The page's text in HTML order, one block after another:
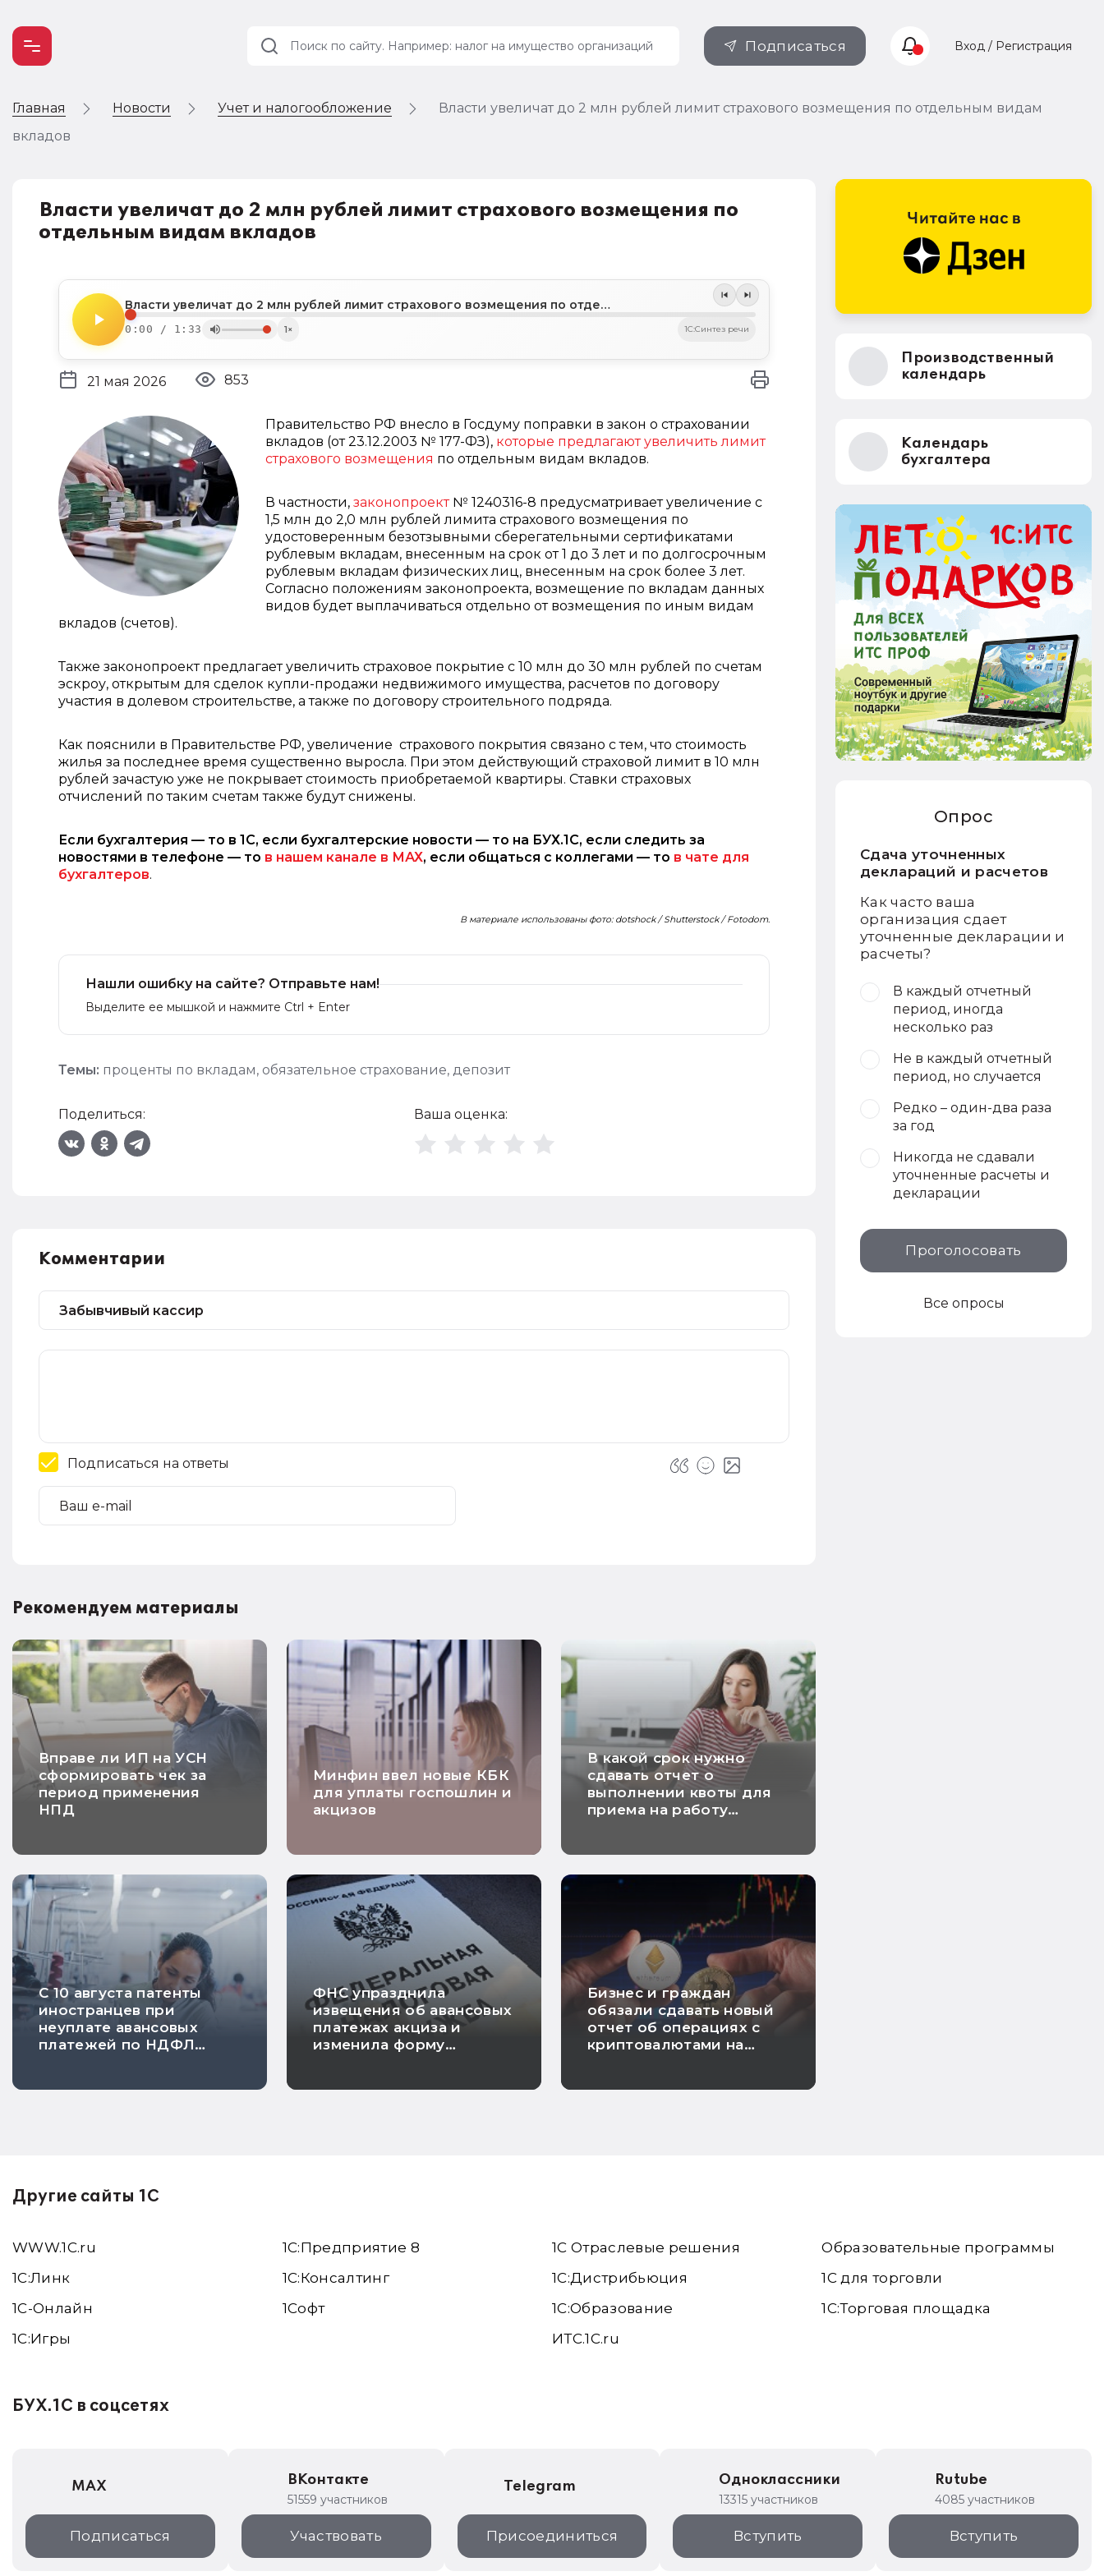
Подписаться Вход / Регистрация
Главная Новости Учет и налогообложение
Власти увеличат до 2 млн рублей лимит страхового возмещения по отдельным видам
вкладов
Власти увеличат до 2 млн рублей лимит страхового возмещения по
отдельным видам вкладов
Власти увеличат до 2 млн рублей лимит страхового возмещения по отдельным видам вкладов
0:00 / 1:33 1× 1C:Синтез речи
21 мая 2026 853
Правительство РФ внесло в Госдуму поправки в закон о страховании
вкладов (от 23.12.2003 № 177-ФЗ), которые предлагают увеличить лимит
страхового возмещения по отдельным видам вкладов.
В частности, законопроект№ 1240316-8 предусматривает увеличение с
1,5 млн до 2,0 млн рублей лимита страхового возмещения по
удостоверенным безотзывными сберегательными сертификатами
рублевым вкладам, внесенным на срок от 1 до 3 лет и по долгосрочным
рублевым вкладам физических лиц, внесенным на срок более 3 лет.
Согласно положениям законопроекта, возмещение по вкладам данных
видов будет выплачиваться отдельно от возмещения по иным видам
вкладов (счетов).
Также законопроект предлагает увеличить страховое покрытие с 10 млн до 30 млн рублей по счетам
эскроу, открытым для сделок купли-продажи недвижимого имущества, расчетов по договору
участия в долевом строительстве, а также по договору строительного подряда.
Как пояснили в Правительстве РФ, увеличение страхового покрытия связано с тем, что стоимость
жилья за последнее время существенно выросла. При этом действующий страховой лимит в 10 млн
рублей зачастую уже не покрывает стоимость приобретаемой квартиры. Ставки страховых
отчислений по таким счетам также будут снижены.
Если бухгалтерия — то в 1С, если бухгалтерские новости — то на БУХ.1С, если следить за
новостями в телефоне — то в нашем канале в МАХ, если общаться с коллегами — то в чате для
бухгалтеров.
В материале использованы фото: dotshock / Shutterstock / Fotodom.
Нашли ошибку на сайте? Отправьте нам!
Выделите ее мышкой и нажмите Ctrl + Enter
Темы: проценты по вкладам, обязательное страхование, депозит
Поделиться: Ваша оценка:
Комментарии
Подписаться на ответы
Рекомендуем материалы
Вправе ли ИП на УСН
сформировать чек за
период применения
НПД
Минфин ввел новые КБК
для уплаты госпошлин и
акцизов
В какой срок нужно
сдавать отчет о
выполнении квоты для
приема на работу
С 10 августа патенты
иностранцев при
неуплате авансовых
платежей по НДФЛ
ФНС упразднила
извещения об авансовых
платежах акциза и
изменила форму
Бизнес и граждан
обязали сдавать новый
отчет об операциях с
криптовалютами на
Производственный
календарь
Календарь
бухгалтера
Опрос
Сдача уточненных
деклараций и расчетов
Как часто ваша
организация сдает
уточненные декларации и
расчеты?
В каждый отчетный
период, иногда
несколько раз
Не в каждый отчетный
период, но случается
Редко – один-два раза
за год
Никогда не сдавали
уточненные расчеты и
декларации
Проголосовать
Все опросы
Другие сайты 1С
WWW.1С.ru
1С:Линк
1С-Онлайн
1C:Игры
1С:Предприятие 8
1С:Консалтинг
1Софт
1С Отраслевые решения
1С:Дистрибьюция
1С:Образование
ИТС.1C.ru
Образовательные программы
1С для торговли
1С:Торговая площадка
БУХ.1С в соцсетях
MAX
Подписаться
ВКонтакте
51559 участников
Участвовать
Telegram
Присоединиться
Одноклассники
13315 участников
Вступить
Rutube
4085 участников
Вступить
Учет и
налогообложение